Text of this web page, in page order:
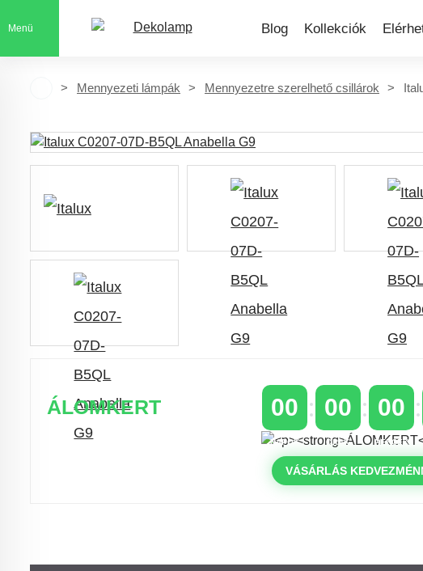
Menü Blog Kollekciók
Mennyezeti lámpák Mennyezetre szerelhető csillárok
ÁLOMKERT 00
NAPOK
00
ÓRÁK
00
PERCEK
VÁSÁRLÁS